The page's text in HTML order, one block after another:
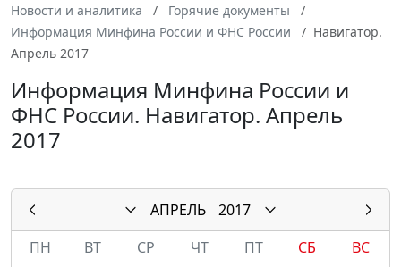
Новости и аналитика
Горячие документы
Информация Минфина России и ФНС России
Навигатор.
Апрель 2017
Информация Минфина России и
ФНС России. Навигатор. Апрель
2017
АПРЕЛЬ
2017
ПН
ВТ СР ЧТ ПТ СБ
ВС